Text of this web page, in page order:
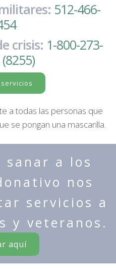
512-466-
crisis: 1-800-273-
a todas las personas que
se pongan una mascarilla.
sanar a los
nos
servicios a
y veteranos.
aquí